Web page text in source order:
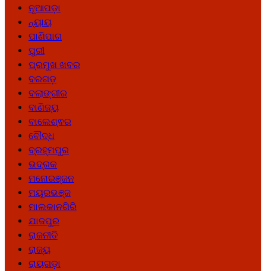
ନୂଆପଡ଼ା
ନ୍ୟାୟ
ପାଣିପାଗ
ପୁରୀ
ପ୍ରମୁଖ ଖବର
ବରଗଡ଼
ବଲାଙ୍ଗୀର
ବାଣିଜ୍ୟ
ବାଲେଶ୍ଵର
ବୌଦ୍ଧ
ବ୍ରହ୍ମପୁର
ଭଦ୍ରକ
ମନୋରଞ୍ଜନ
ମୟୂରଭଞ୍ଜ
ମାଲକାନଗିରି
ଯାଜପୁର
ରାଜନୀତି
ରାଜ୍ୟ
ରାୟଗଡ଼ା